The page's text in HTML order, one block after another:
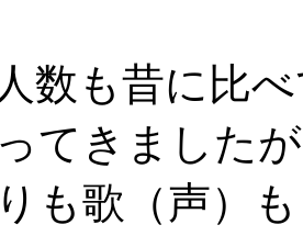
数も昔に比
てきましたが
も歌（声）も